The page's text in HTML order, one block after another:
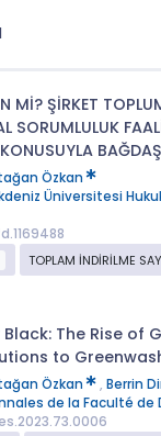
Mİ? ŞİRKET
SORUMLULUK
Özkan
Üniversitesi
TOPLAM İNDİRİLME
The Rise of
to
Özkan , Berrin
de la Faculté de